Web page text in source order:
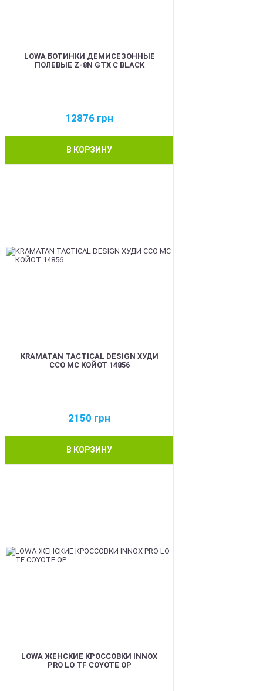
LOWA БОТИНКИ ДЕМИСЕЗОННЫЕ
ПОЛЕВЫЕ Z-8N GTX C BLACK
12876 грн
В КОРЗИНУ
KRAMATAN TACTICAL DESIGN ХУДИ
ССО МС КОЙОТ 14856
2150 грн
В КОРЗИНУ
LOWA ЖЕНСКИЕ КРОССОВКИ INNOX
PRO LO TF COYOTE OP